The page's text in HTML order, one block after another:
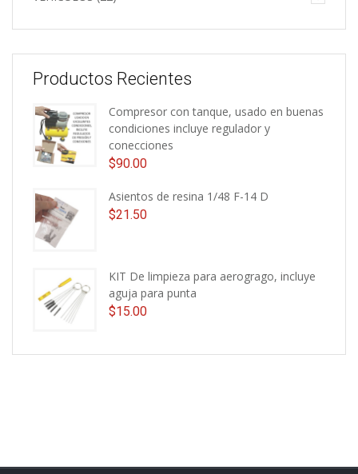
Productos Recientes
Compresor con tanque, usado en buenas
condiciones incluye regulador y
conecciones
$90.00
Asientos de resina 1/48 F-14 D
$21.50
KIT De limpieza para aerogrago, incluye
aguja para punta
$15.00